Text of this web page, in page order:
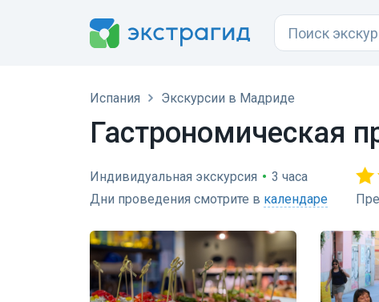
Испания Экскурсии в Мадриде
Гастрономическая
Индивидуальная экскурсия • 3 часа
Дни проведения смотрите в календаре